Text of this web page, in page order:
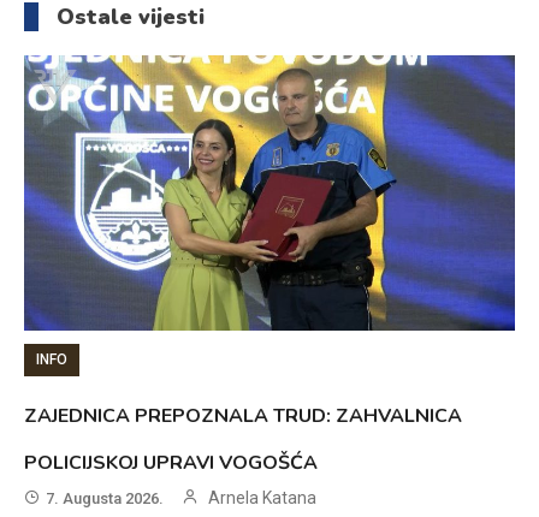
Ostale vijesti
INFO
ZAJEDNICA PREPOZNALA TRUD: ZAHVALNICA
POLICIJSKOJ UPRAVI VOGOŠĆA
7. Augusta 2026. Arnela Katana